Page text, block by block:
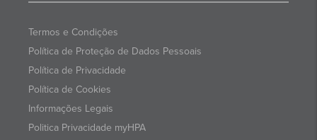
Termos e Condições
Política de Proteção de Dados Pessoais
Política de Privacidade
Política de Cookies
Informações Legais
Politica Privacidade myHPA